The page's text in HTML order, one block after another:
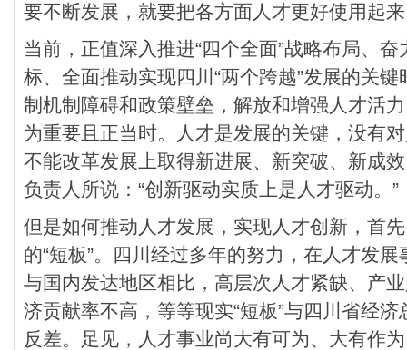
要不断发展，就要把各方面人才更好使用起
当前，正值深入推进“四个全面”战略布局、奋
标、全面推动实现四川“两个跨越”发展的关
制机制障碍和政策壁垒，解放和增强人才活
为重要且正当时。人才是发展的关键，没有
不能改革发展上取得新进展、新突破、新成
负责人所说：“创新驱动实质上是人才驱动。”
但是如何推动人才发展，实现人才创新，首
的“短板”。四川经过多年的努力，在人才发
与国内发达地区相比，高层次人才紧缺、产
济贡献率不高，等等现实“短板”与四川省经
反差。足见，人才事业尚大有可为、大有作